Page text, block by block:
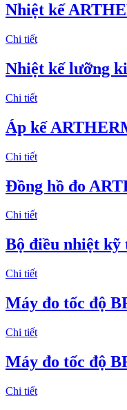
Nhiệt kế
Chi tiết
Nhiệt kế lưỡng
Chi tiết
Áp kế
Chi tiết
Đồng hồ đo
Chi tiết
Bộ điều nhiệt
Chi tiết
Máy đo tốc độ
Chi tiết
Máy đo tốc độ
Chi tiết